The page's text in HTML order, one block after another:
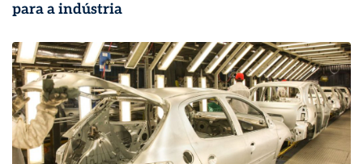
para a indústria